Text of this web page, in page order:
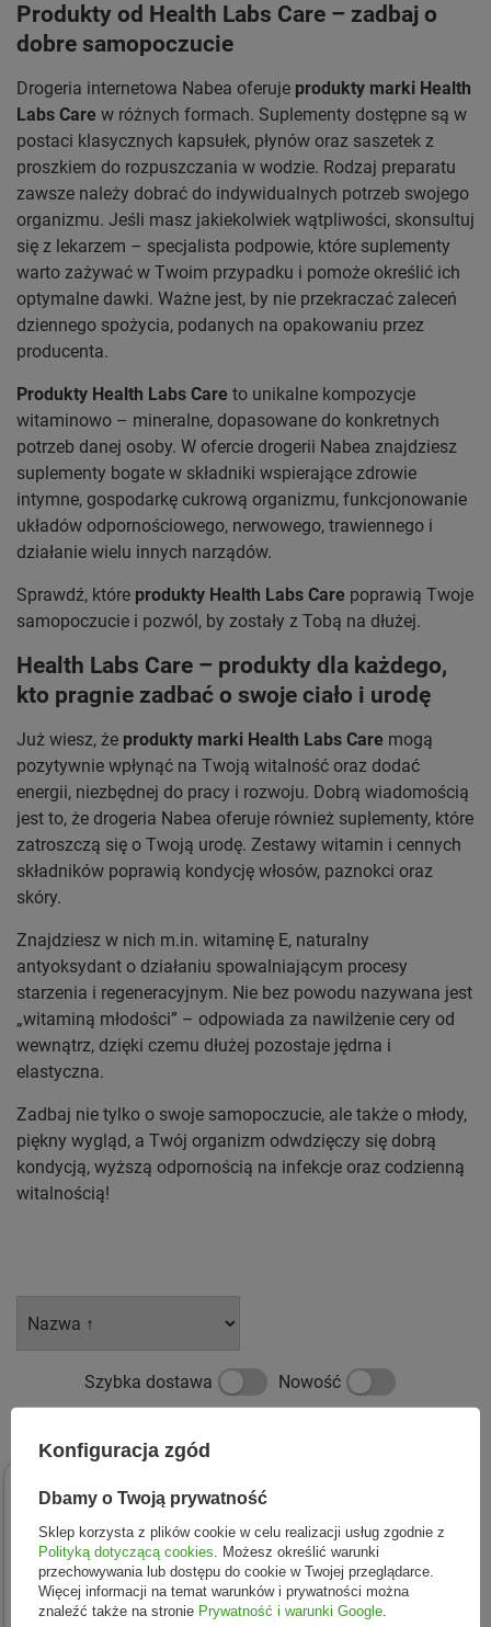
Produkty od Health Labs Care – zadbaj o
dobre samopoczucie
Drogeria internetowa Nabea oferuje produkty marki Health
Labs Care w różnych formach. Suplementy dostępne są w
postaci klasycznych kapsułek, płynów oraz saszetek z
proszkiem do rozpuszczania w wodzie. Rodzaj preparatu
zawsze należy dobrać do indywidualnych potrzeb swojego
organizmu. Jeśli masz jakiekolwiek wątpliwości, skonsultuj
się z lekarzem – specjalista podpowie, które suplementy
warto zażywać w Twoim przypadku i pomoże określić ich
optymalne dawki. Ważne jest, by nie przekraczać zaleceń
dziennego spożycia, podanych na opakowaniu przez
producenta.
Produkty Health Labs Care to unikalne kompozycje
witaminowo – mineralne, dopasowane do konkretnych
potrzeb danej osoby. W ofercie drogerii Nabea znajdziesz
suplementy bogate w składniki wspierające zdrowie
intymne, gospodarkę cukrową organizmu, funkcjonowanie
układów odpornościowego, nerwowego, trawiennego i
działanie wielu innych narządów.
Sprawdź, które produkty Health Labs Care poprawią Twoje
samopoczucie i pozwól, by zostały z Tobą na dłużej.
Health Labs Care – produkty dla każdego,
kto pragnie zadbać o swoje ciało i urodę
Już wiesz, że produkty marki Health Labs Care mogą
pozytywnie wpłynąć na Twoją witalność oraz dodać
energii, niezbędnej do pracy i rozwoju. Dobrą wiadomością
jest to, że drogeria Nabea oferuje również suplementy, które
zatroszczą się o Twoją urodę. Zestawy witamin i cennych
składników poprawią kondycję włosów, paznokci oraz
skóry.
Znajdziesz w nich m.in. witaminę E, naturalny
antyoksydant o działaniu spowalniającym procesy
starzenia i regeneracyjnym. Nie bez powodu nazywana jest
„witaminą młodości” – odpowiada za nawilżenie cery od
wewnątrz, dzięki czemu dłużej pozostaje jędrna i
elastyczna.
Zadbaj nie tylko o swoje samopoczucie, ale także o młody,
piękny wygląd, a Twój organizm odwdzięczy się dobrą
kondycją, wyższą odpornością na infekcje oraz codzienną
witalnością!
Szybka dostawa Nowość
Konfiguracja zgód
Dbamy o Twoją prywatność
Sklep korzysta z plików cookie w celu realizacji usług zgodnie z
Polityką dotyczącą cookies . Możesz określić warunki
przechowywania lub dostępu do cookie w Twojej przeglądarce.
Więcej informacji na temat warunków i prywatności można
znaleźć także na stronie Prywatność i warunki Google